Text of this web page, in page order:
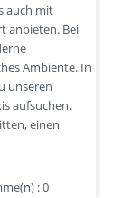
auch mit
anbieten. Bei
Ambiente. In
unseren
aufsuchen.
einen
: 0